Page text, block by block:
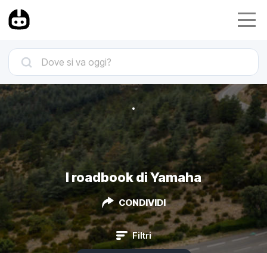
I roadbook di Yamaha
CONDIVIDI
Filtri